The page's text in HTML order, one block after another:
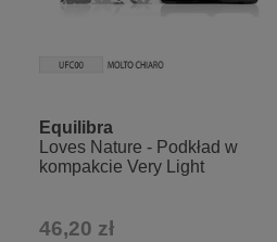
Equilibra
Loves Nature - Podkład w
kompakcie Very Light
46,20 zł